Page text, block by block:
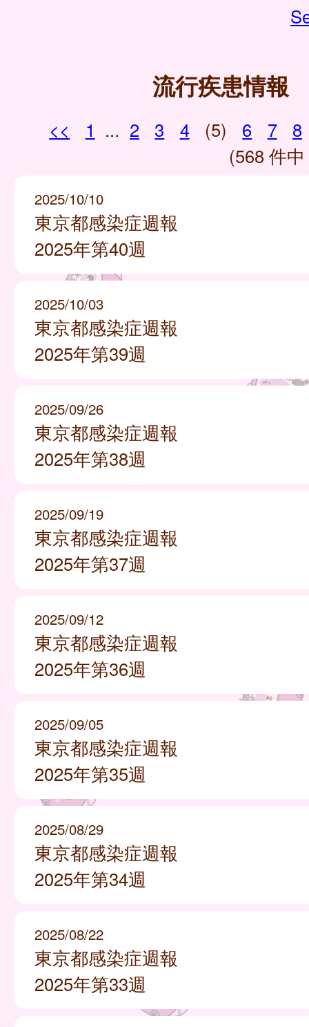
流行疾患情報
<< 1 ... 2 3 4 (5) 6 7
8
(568 件
2025/10/10
東京都感染症週報
2025年第40週
2025/10/03
東京都感染症週報
2025年第39週
2025/09/26
東京都感染症週報
2025年第38週
2025/09/19
東京都感染症週報
2025年第37週
2025/09/12
東京都感染症週報
2025年第36週
2025/09/05
東京都感染症週報
2025年第35週
2025/08/29
東京都感染症週報
2025年第34週
2025/08/22
東京都感染症週報
2025年第33週